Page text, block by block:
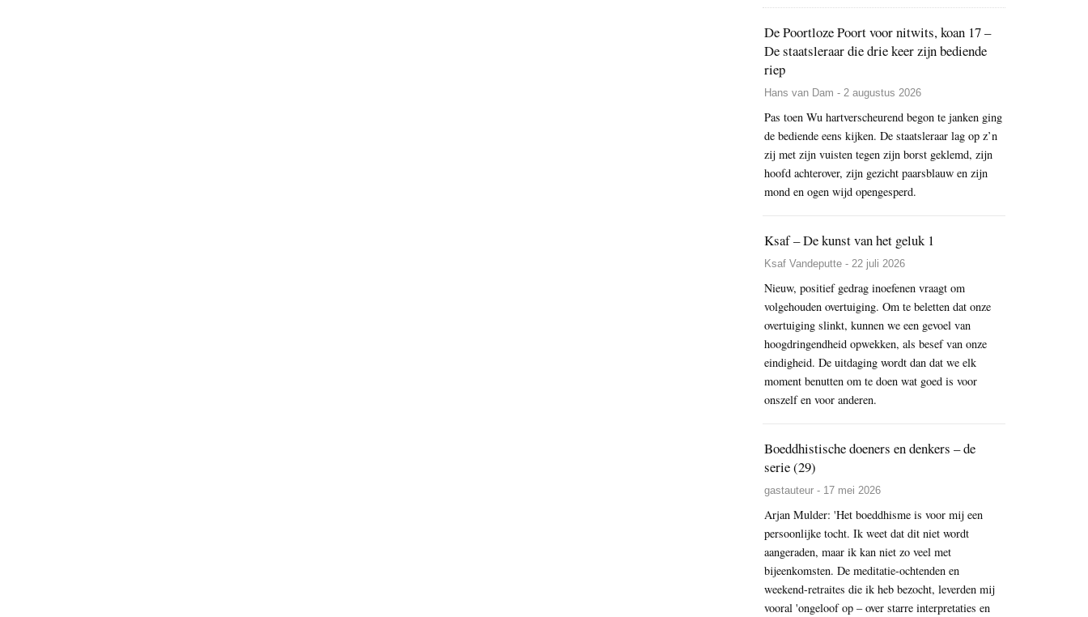
De Poortloze Poort voor nitwits, koan 17 –
De staatsleraar die drie keer zijn bediende
riep
Hans van Dam - 2 augustus 2026
Pas toen Wu hartverscheurend begon te janken ging
de bediende eens kijken. De staatsleraar lag op z’n
zij met zijn vuisten tegen zijn borst geklemd, zijn
hoofd achterover, zijn gezicht paarsblauw en zijn
mond en ogen wijd opengesperd.
Ksaf – De kunst van het geluk 1
Ksaf Vandeputte - 22 juli 2026
Nieuw, positief gedrag inoefenen vraagt om
volgehouden overtuiging. Om te beletten dat onze
overtuiging slinkt, kunnen we een gevoel van
hoogdringendheid opwekken, als besef van onze
eindigheid. De uitdaging wordt dan dat we elk
moment benutten om te doen wat goed is voor
onszelf en voor anderen.
Boeddhistische doeners en denkers – de
serie (29)
gastauteur - 17 mei 2026
Arjan Mulder: 'Het boeddhisme is voor mij een
persoonlijke tocht. Ik weet dat dit niet wordt
aangeraden, maar ik kan niet zo veel met
bijeenkomsten. De meditatie-ochtenden en
weekend-retraites die ik heb bezocht, leverden mij
vooral 'ongeloof op – over starre interpretaties en